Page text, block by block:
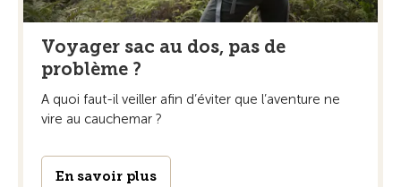
Voyager sac au dos, pas de
problème ?
A quoi faut-il veiller afin d’éviter que l’aventure ne
vire au cauchemar ?
En savoir plus